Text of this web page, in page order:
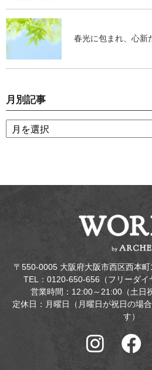
春光に包まれ、心新
月別記事
〒550-0005 大阪府大阪市西区西本
TEL：0120-650-656（フリーダ
営業時間：12:00～21:00（土
定休日：月曜日（月曜日が祝日の場
す）